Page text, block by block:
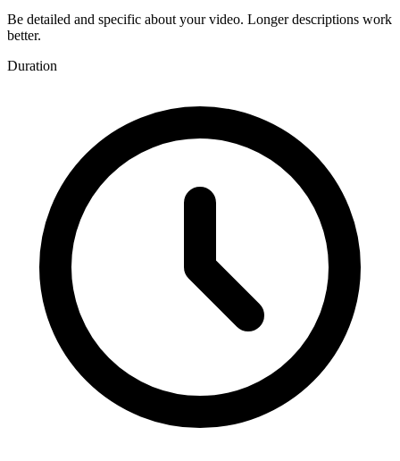
Be detailed and specific about your video. Longer descriptions work
better.
Duration